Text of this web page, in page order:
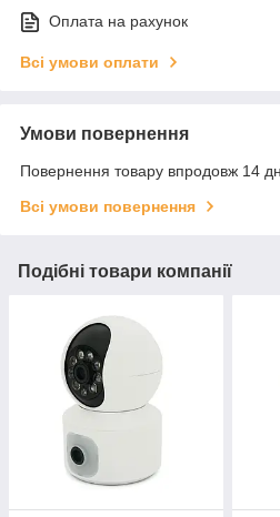
Оплата на рахунок
Всі умови оплати
Умови повернення
Повернення товару впродовж 14
Всі умови повернення
Подібні товари компанії